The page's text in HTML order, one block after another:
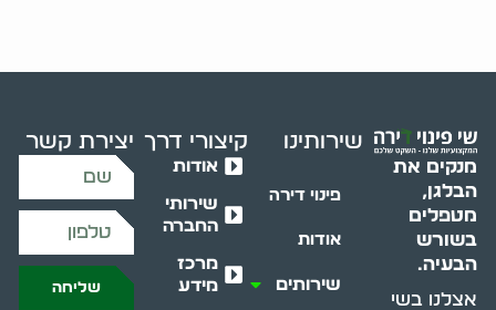
מנקים את
הבלגן,
מטפלים
בשורש
הבעיה.
אצלנו בשי
שירותינו
פינוי דירה
אודות
שירותים
קיצורי דרך
אודות
שירותי
החברה
מרכז
מידע
יצירת קשר
שליחה